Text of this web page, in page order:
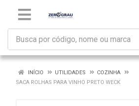
INÍCIO UTILIDADES
COZINHA
SACA ROLHAS PARA VINHO PRETO WECK